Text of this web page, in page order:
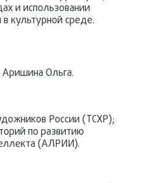
и использовании
культурной среде.
Аришина Ольга.
России (ТСХР);
по развитию
(АЛРИИ).